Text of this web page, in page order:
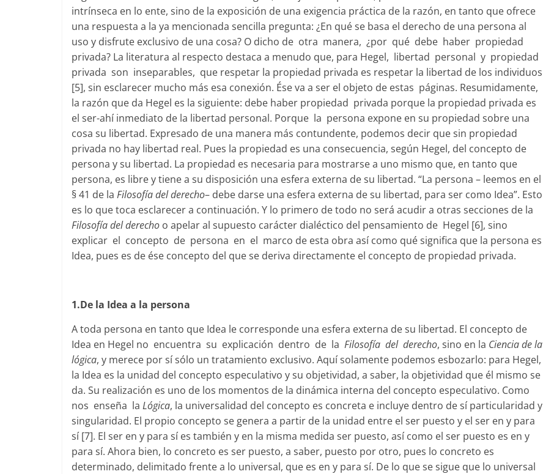
intrínseca en lo ente, sino de la exposición de una exigencia práctica de la razón, en tanto que ofrece
una respuesta a la ya mencionada sencilla pregunta: ¿En qué se basa el derecho de una persona al
uso y disfrute exclusivo de una cosa? O dicho de otra manera, ¿por qué debe haber propiedad
privada? La literatura al respecto destaca a menudo que, para Hegel, libertad personal y propiedad
privada son inseparables, que respetar la propiedad privada es respetar la libertad de los individuos
[5], sin esclarecer mucho más esa conexión. Ése va a ser el objeto de estas páginas. Resumidamente,
la razón que da Hegel es la siguiente: debe haber propiedad privada porque la propiedad privada es
el ser-ahí inmediato de la libertad personal. Porque la persona expone en su propiedad sobre una
cosa su libertad. Expresado de una manera más contundente, podemos decir que sin propiedad
privada no hay libertad real. Pues la propiedad es una consecuencia, según Hegel, del concepto de
persona y su libertad. La propiedad es necesaria para mostrarse a uno mismo que, en tanto que
persona, es libre y tiene a su disposición una esfera externa de su libertad. “La persona – leemos en el
§ 41 de la Filosofía del derecho– debe darse una esfera externa de su libertad, para ser como Idea”. Esto
es lo que toca esclarecer a continuación. Y lo primero de todo no será acudir a otras secciones de la
Filosofía del derecho o apelar al supuesto carácter dialéctico del pensamiento de Hegel [6], sino
explicar el concepto de persona en el marco de esta obra así como qué significa que la persona es
Idea, pues es de ése concepto del que se deriva directamente el concepto de propiedad privada.
1.De la Idea a la persona
A toda persona en tanto que Idea le corresponde una esfera externa de su libertad. El concepto de
Idea en Hegel no encuentra su explicación dentro de la Filosofía del derecho, sino en la Ciencia de la
lógica, y merece por sí sólo un tratamiento exclusivo. Aquí solamente podemos esbozarlo: para Hegel,
la Idea es la unidad del concepto especulativo y su objetividad, a saber, la objetividad que él mismo se
da. Su realización es uno de los momentos de la dinámica interna del concepto especulativo. Como
nos enseña la Lógica, la universalidad del concepto es concreta e incluye dentro de sí particularidad y
singularidad. El propio concepto se genera a partir de la unidad entre el ser puesto y el ser en y para
sí [7]. El ser en y para sí es también y en la misma medida ser puesto, así como el ser puesto es en y
para sí. Ahora bien, lo concreto es ser puesto, a saber, puesto por otro, pues lo concreto es
determinado, delimitado frente a lo universal, que es en y para sí. De lo que se sigue que lo universal